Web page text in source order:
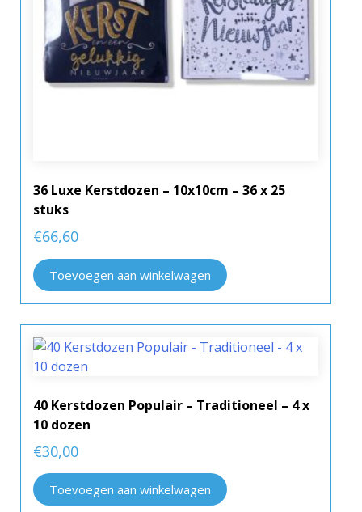
36 Luxe Kerstdozen – 10x10cm – 36 x 25
stuks
€66,60
Toevoegen aan winkelwagen
40 Kerstdozen Populair – Traditioneel – 4 x
10 dozen
€30,00
Toevoegen aan winkelwagen